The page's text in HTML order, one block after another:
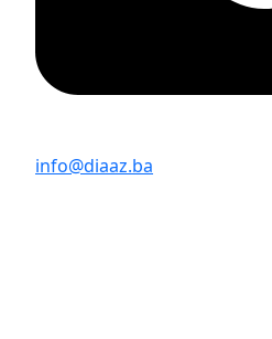
info@diaaz.ba